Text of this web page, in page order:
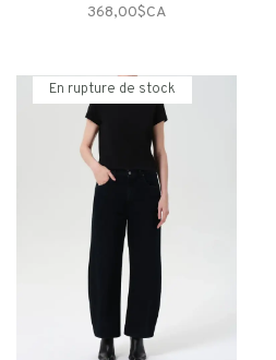
368,00$CA
En rupture de stock